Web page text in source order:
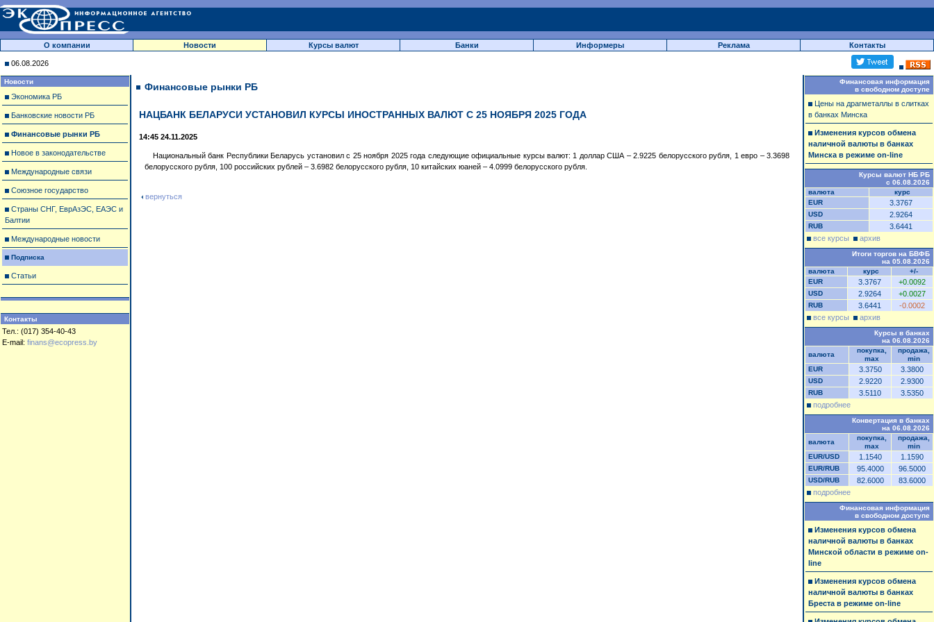
О компании Новости Курсы валют Банки Информеры Реклама Контакты
06.08.2026
Новости
Экономика РБ
Банковские новости РБ
Финансовые рынки РБ
Новое в законодательстве
Международные связи
Союзное государство
Страны СНГ, ЕврАзЭС, ЕАЭС и
Балтии
Международные новости
Подписка
Статьи
Контакты
Тел.: (017) 354-40-43
E-mail: finans@ecopress.by
Финансовые рынки РБ
НАЦБАНК БЕЛАРУСИ УСТАНОВИЛ КУРСЫ ИНОСТРАННЫХ ВАЛЮТ C 25 НОЯБРЯ 2025 ГОДА
14:45 24.11.2025
Национальный банк Республики Беларусь установил c 25 ноября 2025 года следующие официальные курсы валют: 1 доллар США – 2.9225 белорусского рубля, 1 евро – 3.3698
белорусского рубля, 100 российских рублей – 3.6982 белорусского рубля, 10 китайских юаней – 4.0999 белорусского рубля.
вернуться
Финансовая информация
в свободном доступе
Цены на драгметаллы в слитках
в банках Минска
Изменения курсов обмена
наличной валюты в банках
Минска в режиме on-line
Курсы валют НБ РБ
с 06.08.2026
валюта
курс
EUR
3.3767
USD 2.9264
RUB
3.6441
все курсы
архив
Итоги торгов на БВФБ
на 05.08.2026
валюта
курс
+/-
EUR
3.3767 +0.0092
USD 2.9264 +0.0027
RUB 3.6441
-0.0002
все курсы
архив
Курсы в банках
на 06.08.2026
валюта
покупка,
max
продажа,
min
EUR
3.3750 3.3800
USD 2.9220 2.9300
RUB 3.5110
3.5350
подробнее
Конвертация в банках
на 06.08.2026
валюта
покупка,
max
продажа,
min
EUR/USD
1.1540 1.1590
EUR/RUB 95.4000 96.5000
USD/RUB 82.6000
83.6000
подробнее
Финансовая информация
в свободном доступе
Изменения курсов обмена
наличной валюты в банках
Минской области в режиме on-
line
Изменения курсов обмена
наличной валюты в банках
Бреста в режиме on-line